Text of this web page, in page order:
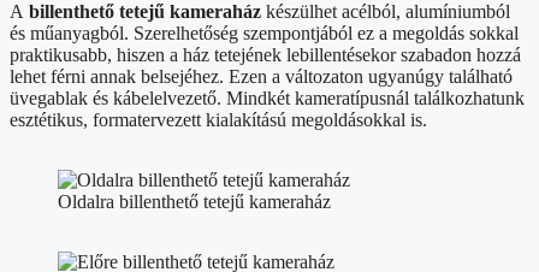
A billenthető tetejű kameraház készülhet acélból, alumíniumból
és műanyagból. Szerelhetőség szempontjából ez a megoldás sokkal
praktikusabb, hiszen a ház tetejének lebillentésekor szabadon hozzá
lehet férni annak belsejéhez. Ezen a változaton ugyanúgy található
üvegablak és kábelelvezető. Mindkét kameratípusnál találkozhatunk
esztétikus, formatervezett kialakítású megoldásokkal is.
Oldalra billenthető tetejű kameraház